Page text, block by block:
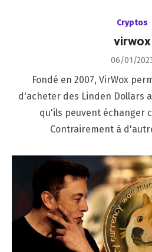
Cryptos
virwox
Posted
06/01/
Fondé en 2007, VirWox
d'acheter des Linden Dollars
qu'ils peuvent échanger
Contrairement à